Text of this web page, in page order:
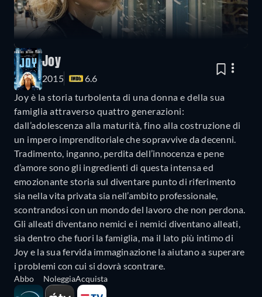
Joy
2015
6.6
Joy è la storia turbolenta di una donna e della sua
famiglia attraverso quattro generazioni:
dall’adolescenza alla maturità, fino alla costruzione di
un impero imprenditoriale che sopravvive da decenni.
Tradimento, inganno, perdita dell’innocenza e pene
d’amore sono gli ingredienti di questa intensa ed
emozionante storia sul diventare punto di riferimento
sia nella vita privata sia nell’ambito professionale,
scontrandosi con un mondo del lavoro che non perdona.
Gli alleati diventano nemici e i nemici diventano alleati,
sia dentro che fuori la famiglia, ma il lato più intimo di
Joy e la sua fervida immaginazione la aiutano a superare
i problemi con cui si dovrà scontrare.
Abbo NoleggiaAcquista